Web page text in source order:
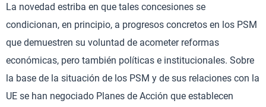
La novedad estriba en que tales concesiones se
condicionan, en principio, a progresos concretos en los PSM
que demuestren su voluntad de acometer reformas
económicas, pero también políticas e institucionales. Sobre
la base de la situación de los PSM y de sus relaciones con la
UE se han negociado Planes de Acción que establecen